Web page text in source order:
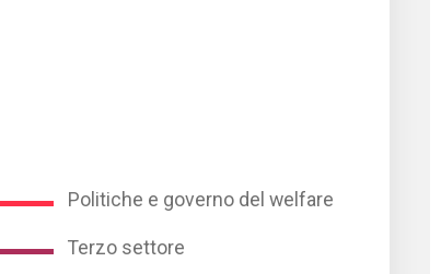
Politiche e governo del welfare
Terzo settore